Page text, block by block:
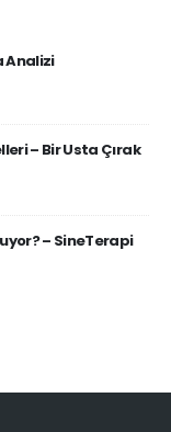
Analizi
– Bir Usta Çırak
– SineTerapi